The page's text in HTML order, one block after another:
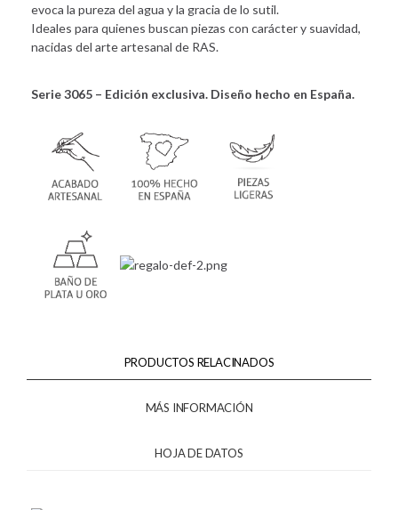
evoca la pureza del agua y la gracia de lo sutil.
Ideales para quienes buscan piezas con carácter y suavidad,
nacidas del arte artesanal de RAS.
Serie 3065 – Edición exclusiva. Diseño hecho en España.
PRODUCTOS RELACINADOS
MÁS INFORMACIÓN
HOJA DE DATOS